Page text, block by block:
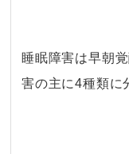
睡眠障害は早朝
害の主に4種類に